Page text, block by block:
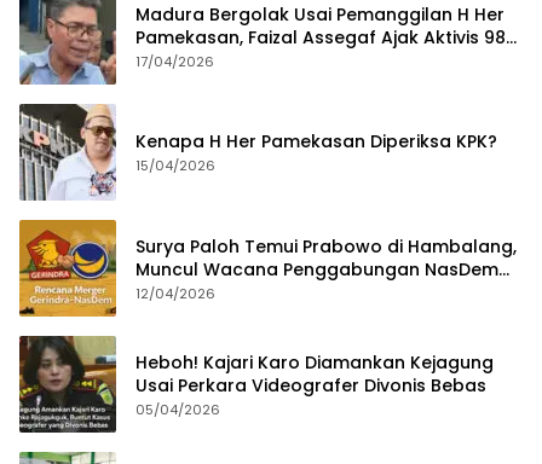
Madura Bergolak Usai Pemanggilan H Her
Pamekasan, Faizal Assegaf Ajak Aktivis 98
Bongkar Permainan KPK
17/04/2026
Kenapa H Her Pamekasan Diperiksa KPK?
15/04/2026
Surya Paloh Temui Prabowo di Hambalang,
Muncul Wacana Penggabungan NasDem
dan Gerindra
12/04/2026
Heboh! Kajari Karo Diamankan Kejagung
Usai Perkara Videografer Divonis Bebas
05/04/2026